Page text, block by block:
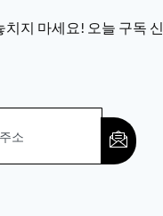
치지 마세요! 오늘 구독 신